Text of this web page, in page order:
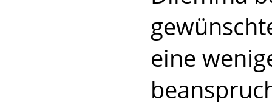
eine